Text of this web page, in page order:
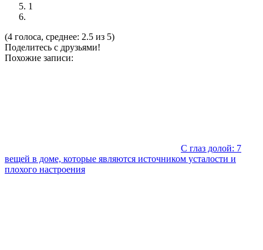
1
(4 голоса, среднее: 2.5 из 5)
Поделитесь с друзьями!
Похожие записи:
С глаз долой: 7
вещей в доме, которые являются источником усталости и
плохого настроения